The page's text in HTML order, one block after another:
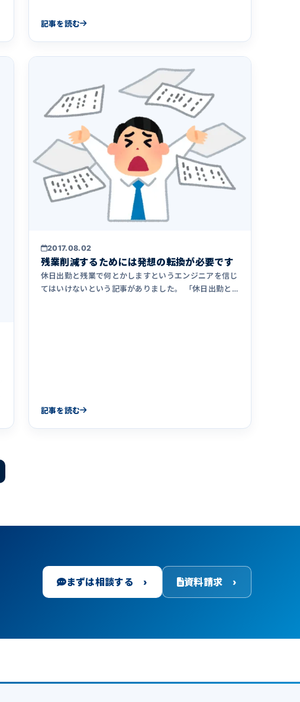
記事を読む
2017.08.02
残業削減するためには発想の転換が必要です
休日出勤と残業で何とかしますというエンジニアを信じ
てはいけないという記事がありました。 「休日出勤と
記事を読む
まずは相談する › 資料請求 ›